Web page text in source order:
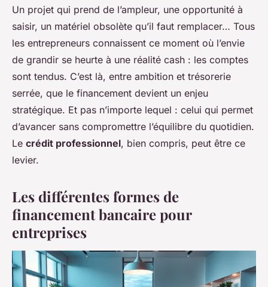
Un projet qui prend de l’ampleur, une opportunité à
saisir, un matériel obsolète qu’il faut remplacer… Tous
les entrepreneurs connaissent ce moment où l’envie
de grandir se heurte à une réalité cash : les comptes
sont tendus. C’est là, entre ambition et trésorerie
serrée, que le financement devient un enjeu
stratégique. Et pas n’importe lequel : celui qui permet
d’avancer sans compromettre l’équilibre du quotidien.
Le crédit professionnel, bien compris, peut être ce
levier.
Les différentes formes de
financement bancaire pour
entreprises